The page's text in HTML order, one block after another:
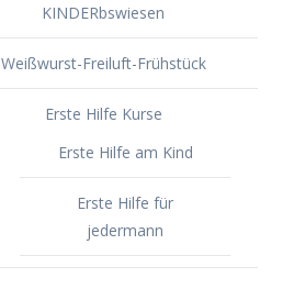
KINDERbswiesen
Weißwurst-Freiluft-Frühstück
Erste Hilfe Kurse
Erste Hilfe am Kind
Erste Hilfe für
jedermann